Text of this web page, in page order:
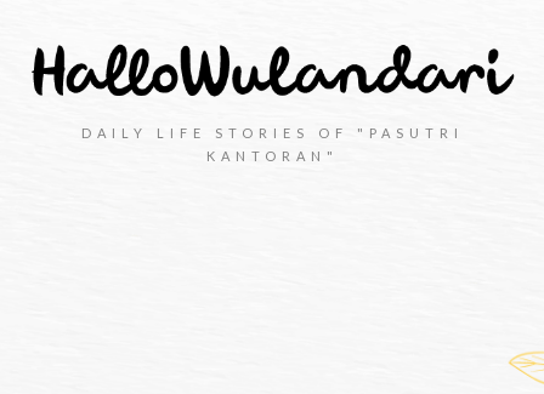
DAILY LIFE STORIES OF "PASUTRI
KANTORAN"